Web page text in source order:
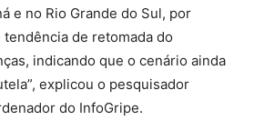
e no Rio Grande do Sul, por
de retomada do
indicando que o cenário ainda
explicou o pesquisador
do InfoGripe.